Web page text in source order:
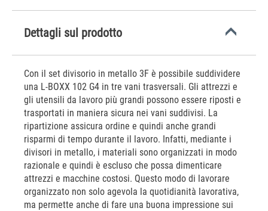
Dettagli sul prodotto
Con il set divisorio in metallo 3F è possibile suddividere
una L-BOXX 102 G4 in tre vani trasversali. Gli attrezzi e
gli utensili da lavoro più grandi possono essere riposti e
trasportati in maniera sicura nei vani suddivisi. La
ripartizione assicura ordine e quindi anche grandi
risparmi di tempo durante il lavoro. Infatti, mediante i
divisori in metallo, i materiali sono organizzati in modo
razionale e quindi è escluso che possa dimenticare
attrezzi e macchine costosi. Questo modo di lavorare
organizzato non solo agevola la quotidianità lavorativa,
ma permette anche di fare una buona impressione sui